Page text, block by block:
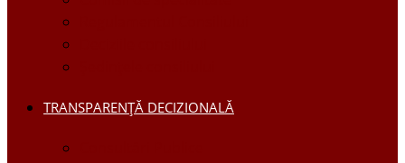
TRANSPARENȚĂ DECIZIONALĂ